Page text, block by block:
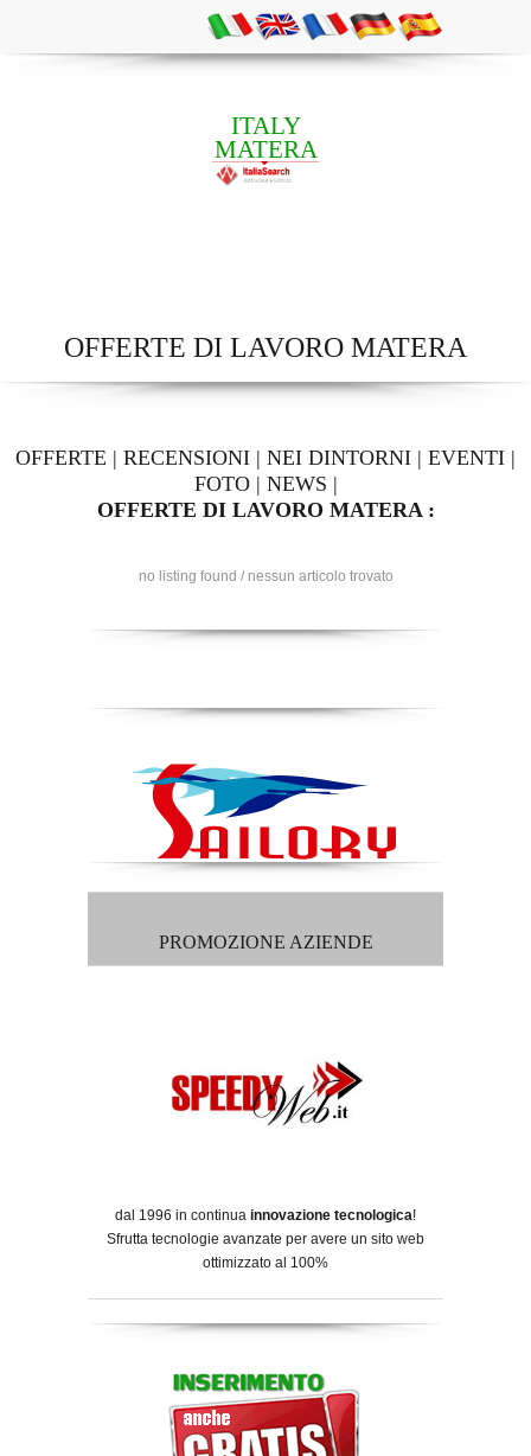
ITALY
MATERA
OFFERTE DI LAVORO MATERA
OFFERTE | RECENSIONI | NEI DINTORNI | EVENTI |
FOTO| NEWS |
OFFERTE DI LAVORO MATERA :
no listing found / nessun articolo trovato
PROMOZIONE AZIENDE
dal 1996 in continua innovazione tecnologica!
Sfrutta tecnologie avanzate per avere un sito web
ottimizzato al 100%